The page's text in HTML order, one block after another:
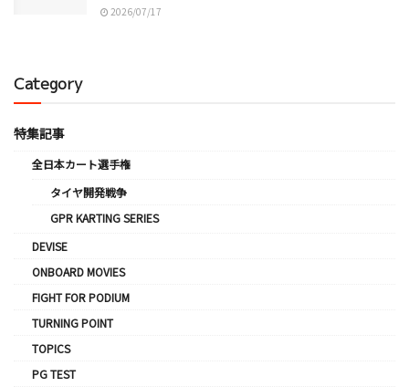
2026/07/17
Category
特集記事
全日本カート選手権
タイヤ開発戦争
GPR KARTING SERIES
DEVISE
ONBOARD MOVIES
FIGHT FOR PODIUM
TURNING POINT
TOPICS
PG TEST